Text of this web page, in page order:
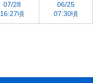
07/28
16:27頃
06/25
07:30頃